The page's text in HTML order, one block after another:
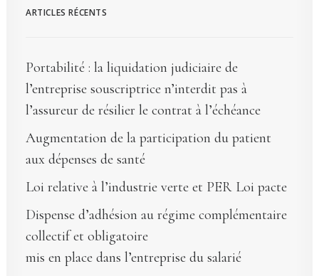
ARTICLES RÉCENTS
Portabilité : la liquidation judiciaire de
l’entreprise souscriptrice n’interdit pas à
l’assureur de résilier le contrat à l’échéance
Augmentation de la participation du patient
aux dépenses de santé
Loi relative à l’industrie verte et PER Loi pacte
Dispense d’adhésion au régime complémentaire
collectif et obligatoire
mis en place dans l’entreprise du salarié